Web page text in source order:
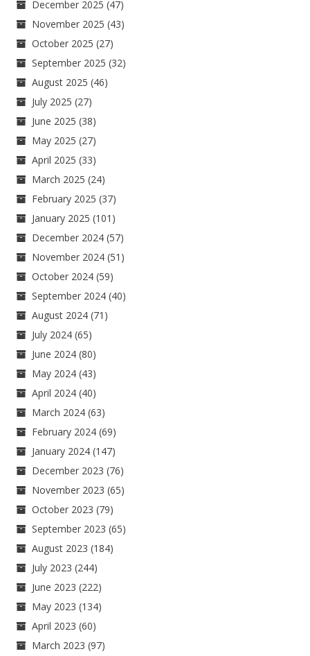
December 2025 (47)
November 2025 (43)
October 2025 (27)
September 2025 (32)
August 2025 (46)
July 2025 (27)
June 2025 (38)
May 2025 (27)
April 2025 (33)
March 2025 (24)
February 2025 (37)
January 2025 (101)
December 2024 (57)
November 2024 (51)
October 2024 (59)
September 2024 (40)
August 2024 (71)
July 2024 (65)
June 2024 (80)
May 2024 (43)
April 2024 (40)
March 2024 (63)
February 2024 (69)
January 2024 (147)
December 2023 (76)
November 2023 (65)
October 2023 (79)
September 2023 (65)
August 2023 (184)
July 2023 (244)
June 2023 (222)
May 2023 (134)
April 2023 (60)
March 2023 (97)